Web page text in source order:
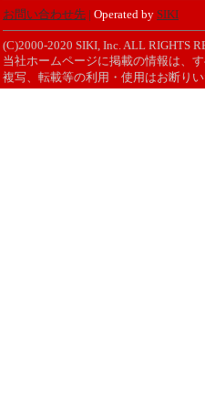
お問い合わせ先 Operated by SIKI
(C)2000-2020 SIKI, Inc. ALL RIGHTS
当社ホームページに掲載の情報は、
複写、転載等の利用・使用はお断りい